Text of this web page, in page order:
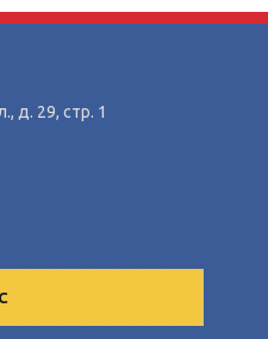
д. 29, стр. 1